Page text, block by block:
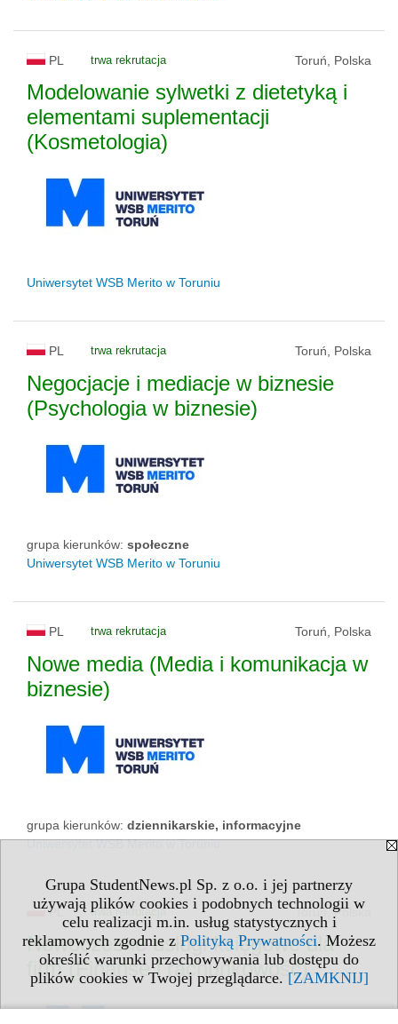
Grupa StudentNews.pl Sp. z o.o. i jej partnerzy
używają plików cookies i podobnych technologii w
celu realizacji m.in. usług statystycznych i
reklamowych zgodnie z Polityką Prywatności. Możesz
określić warunki przechowywania lub dostępu do
plików cookies w Twojej przeglądarce. [ZAMKNIJ]
PL trwa rekrutacja Toruń, Polska
Modelowanie sylwetki z dietetyką i
elementami suplementacji
(Kosmetologia)
Uniwersytet WSB Merito w Toruniu
PL trwa rekrutacja Toruń, Polska
Negocjacje i mediacje w biznesie
(Psychologia w biznesie)
grupa kierunków: społeczne
Uniwersytet WSB Merito w Toruniu
PL trwa rekrutacja Toruń, Polska
Nowe media (Media i komunikacja w
biznesie)
grupa kierunków: dziennikarskie, informacyjne
Uniwersytet WSB Merito w Toruniu
PL trwa rekrutacja Toruń, Polska
Nowoczesne usługi księgowe dla
firm (Finanse i rachunkowość)